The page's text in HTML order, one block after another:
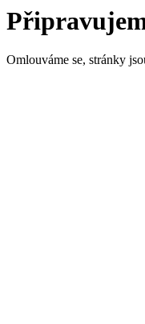
Omlouváme se, stránky